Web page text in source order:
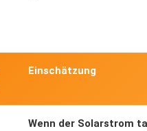
Einschätzung
Wenn der Solarstrom